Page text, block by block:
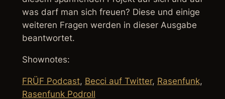
was darf man sich freuen? Diese und einige
weiteren Fragen werden in dieser Ausgabe
beantwortet.
Shownotes:
FRÜF Podcast, Becci auf Twitter, Rasenfunk,
Rasenfunk Podroll